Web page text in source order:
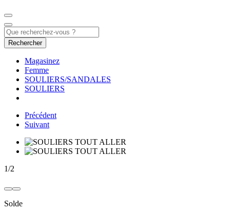
Rechercher
Magasinez
Femme
SOULIERS/SANDALES
SOULIERS
Précédent
Suivant
1/2
Solde